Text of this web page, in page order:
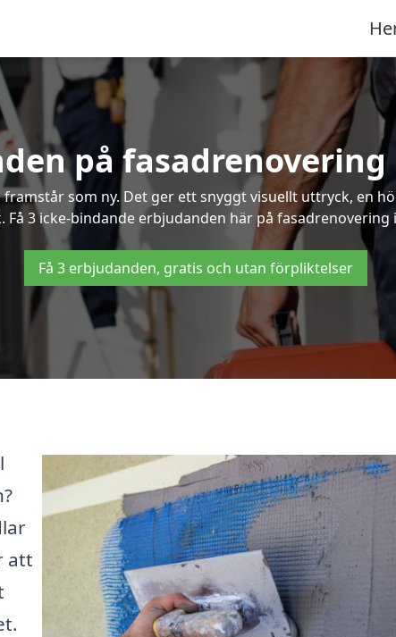
på
som ny. Det ger ett snyggt visuellt uttryck, en
Få 3 icke-bindande erbjudanden här på fasadrenovering
Få 3 erbjudanden, gratis och utan förpliktelser
att